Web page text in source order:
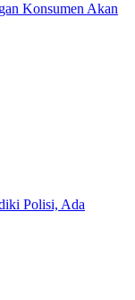
Konsumen Akan
Polisi, Ada